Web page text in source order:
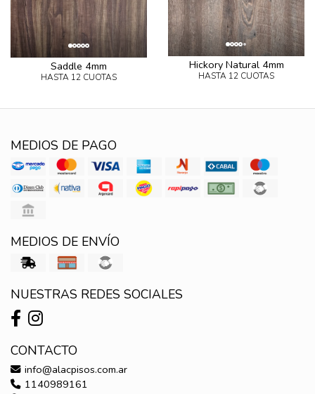
Saddle 4mm
HASTA 12 CUOTAS
Hickory Natural 4mm
HASTA 12 CUOTAS
MEDIOS DE PAGO
MEDIOS DE ENVÍO
NUESTRAS REDES SOCIALES
CONTACTO
info@alacpisos.com.ar
1140989161